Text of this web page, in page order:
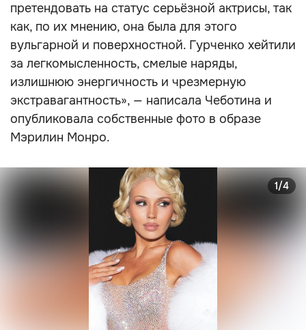
претендовать на статус серьёзной актрисы, так
как, по их мнению, она была для этого
вульгарной и поверхностной. Гурченко хейтили
за легкомысленность, смелые наряды,
излишнюю энергичность и чрезмерную
экстравагантность», — написала Чеботина и
опубликовала собственные фото в образе
Мэрилин Монро.
1/4